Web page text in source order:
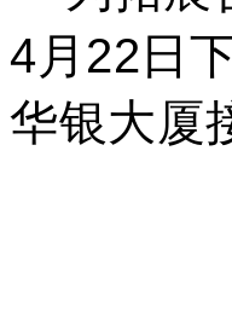
4 月 22 日
华银大厦